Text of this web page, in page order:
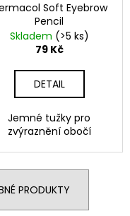
Soft Eyebrow
Pencil
Skladem (>5 ks)
79 Kč
DETAIL
Jemné tužky pro
zvýraznění obočí
PRODUKTY